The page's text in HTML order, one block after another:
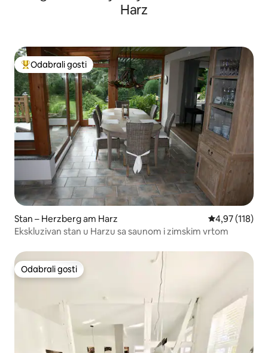
Harz
Među najviše rangiranima s oznakom „Odabrali gosti”
Odabrali gosti
Stan – Herzberg am Harz Prosječna
4,97 (118)
Ekskluzivan stan u Harzu sa saunom i zimskim vrtom
Odabrali gosti
Odabrali gosti